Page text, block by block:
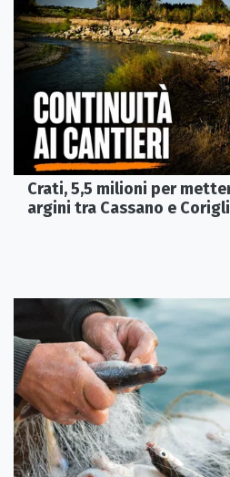
Crati, 5,5 milioni per
argini tra Cassano e